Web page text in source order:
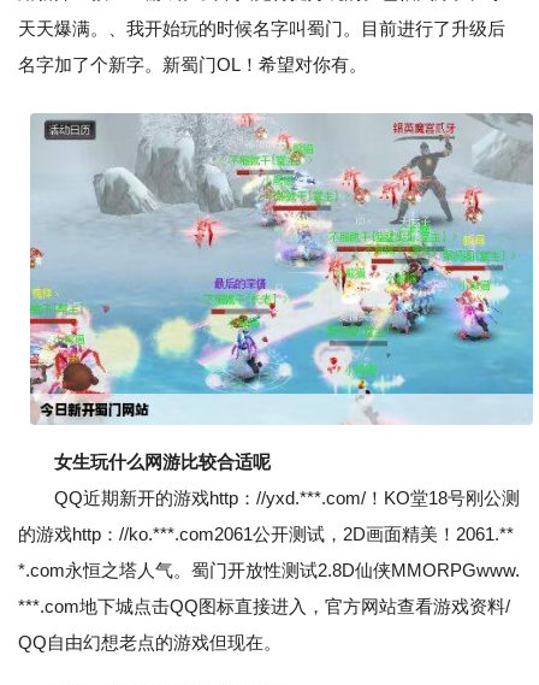
天天爆满。、我开始玩的时候名字叫蜀门。目前进行了升级后
名字加了个新字。新蜀门OL！希望对你有。
女生玩什么网游比较合适呢
QQ近期新开的游戏http：//yxd.***.com/！KO堂18号刚公测
的游戏http：//ko.***.com2061公开测试，2D画面精美！2061.**
*.com永恒之塔人气。蜀门开放性测试2.8D仙侠MMORPGwww.
***.com地下城点击QQ图标直接进入，官方网站查看游戏资料/
QQ自由幻想老点的游戏但现在。